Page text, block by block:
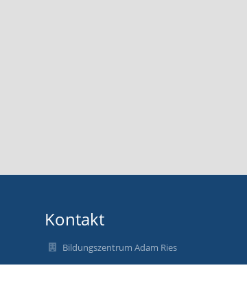
Kontakt
Bildungszentrum Adam Ries
sekretariat@os-adamries.de